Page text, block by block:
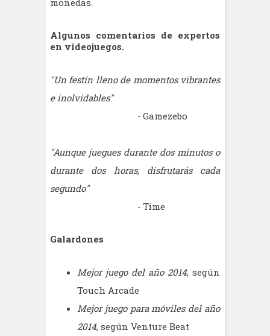
Algunos comentarios de expertos
en videojuegos.
"Un festín lleno de momentos vibrantes
e inolvidables"
- Gamezebo
"Aunque juegues durante dos minutos o
durante dos horas, disfrutarás cada
segundo"
- Time
Galardones
Mejor juego del año 2014, según
Touch Arcade
Mejor juego para móviles del año
2014, según Venture Beat